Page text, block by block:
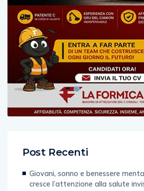
Post Recenti
Giovani, sonno e benessere
cresce l’attenzione alla salute